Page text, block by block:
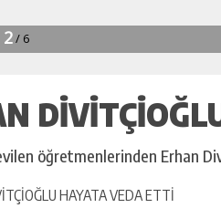
öğretmenlerinden Erhan